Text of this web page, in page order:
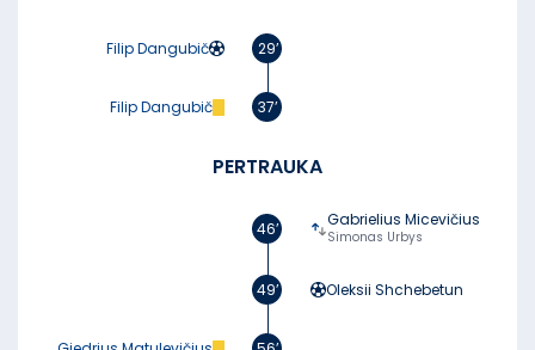
Filip Dangubič 29’
Filip Dangubič 37’
PERTRAUKA
46’ Gabrielius Micevičius
Simonas Urbys
49’ Oleksii Shchebetun